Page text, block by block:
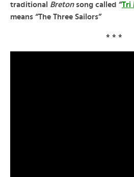
traditional Breton song called “Tri
means “The Three Sailors”
* * *